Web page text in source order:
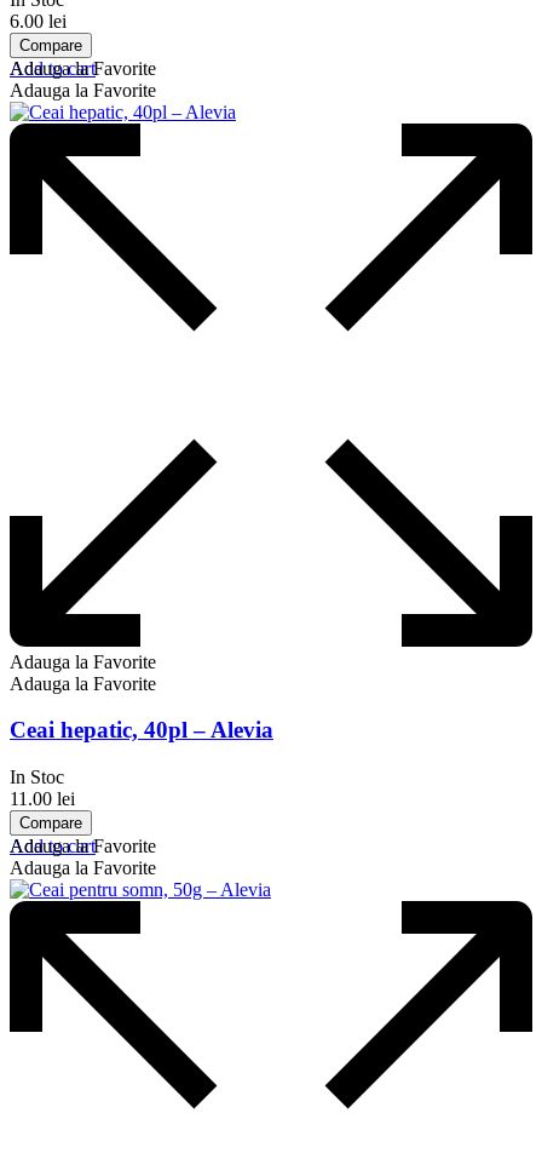
6.00 lei
Add to cart
Compare
Adauga la Favorite
Adauga la Favorite
Adauga la Favorite
Adauga la Favorite
Ceai hepatic, 40pl – Alevia
In Stoc
11.00 lei
Add to cart
Compare
Adauga la Favorite
Adauga la Favorite